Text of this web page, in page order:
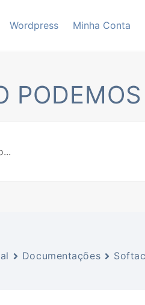
Wordpress Minha Conta
Documentações